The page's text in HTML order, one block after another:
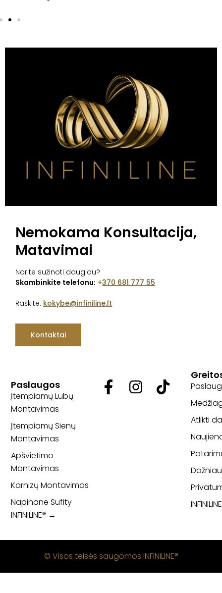
Nemokama Konsultacija,
Matavimai
Norite sužinoti daugiau?
Skambinkite telefonu: +‭370 681 777 55‬
Raškite: kokybe@infiniline.lt
Kontaktai
Paslaugos
Įtempiamų Lubų
Montavimas
Įtempiamų Sienų
Montavimas
Apšvietimo
Montavimas
Karnizų Montavimas
Napinane Sufity
INFINILINE® →
Atlikti
© Visos teisės saugomos INFINILINE®